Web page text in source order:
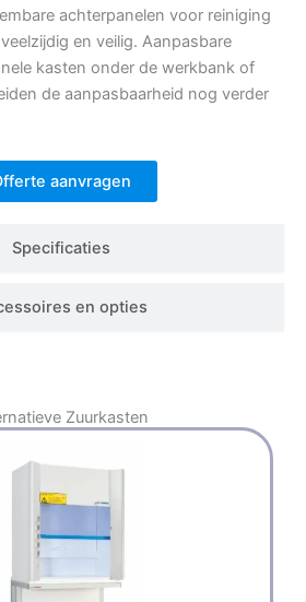
Specificaties
en opties
achterpanelen voor reiniging
en veilig. Aanpasbare
kasten onder de werkbank of
de aanpasbaarheid nog verder
aanvragen
Zuurkasten